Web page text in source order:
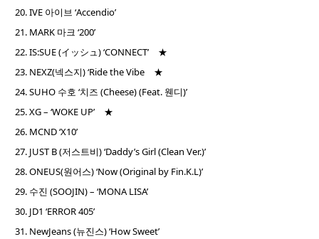
IVE 아이브 ‘Accendio’
MARK 마크 ‘200’
IS:SUE (イッシュ) ‘CONNECT’ ★
NEXZ(넥스지) ‘Ride the Vibe ★
SUHO 수호 ‘치즈 (Cheese) (Feat. 웬디)’
XG – ‘WOKE UP’ ★
MCND ‘X10’
JUST B (저스트비) ‘Daddy’s Girl (Clean Ver.)’
ONEUS(원어스) ‘Now (Original by Fin.K.L)’
수진 (SOOJIN) – ‘MONA LISA’
JD1 ‘ERROR 405’
NewJeans (뉴진스) ‘How Sweet’